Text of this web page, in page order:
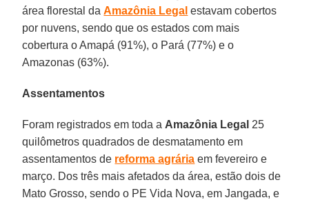
área florestal daAmazônia Legal estavam cobertos
por nuvens, sendo que os estados com mais
cobertura o Amapá (91%), o Pará (77%) e o
Amazonas (63%).
Assentamentos
Foram registrados em toda a Amazônia Legal 25
quilômetros quadrados de desmatamento em
assentamentos de reforma agrária em fevereiro e
março. Dos três mais afetados da área, estão dois de
Mato Grosso, sendo o PE Vida Nova, em Jangada, e